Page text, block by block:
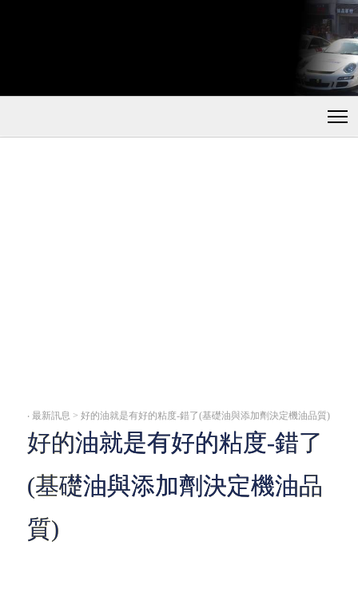
‧最新訊息 > 好的油就是有好的粘度-錯了(基礎油與添加劑決定機油品質)
好的油就是有好的粘度-錯了
(基礎油與添加劑決定機油品
質)